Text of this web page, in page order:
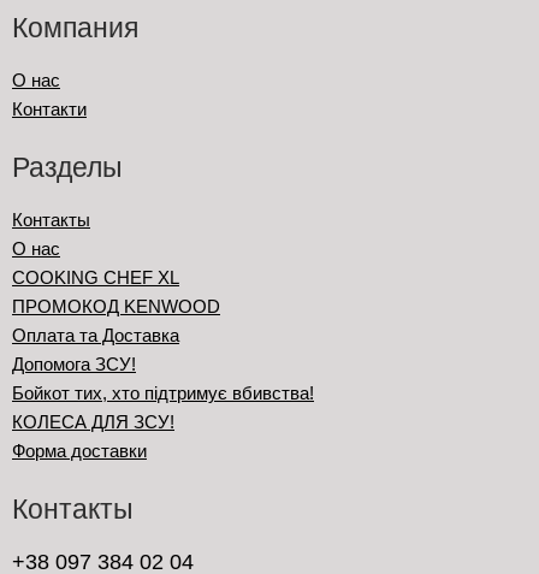
Компания
О нас
Контакти
Разделы
Контакты
О нас
COOKING CHEF XL
ПРОМОКОД KENWOOD
Оплата та Доставка
Допомога ЗСУ!
Бойкот тих, хто підтримує вбивства!
КОЛЕСА ДЛЯ ЗСУ!
Форма доставки
Контакты
+38 097 384 02 04